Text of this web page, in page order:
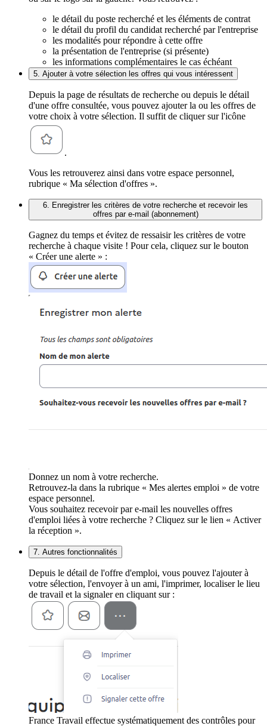
le détail du poste recherché et les éléments de contrat
le détail du profil du candidat recherché par l'entreprise
les modalités pour répondre à cette offre
la présentation de l'entreprise (si présente)
les informations complémentaires le cas échéant
5. Ajouter à votre sélection les offres qui vous intéressent
Depuis la page de résultats de recherche ou depuis le détail
d'une offre consultée, vous pouvez ajouter la ou les offres de
votre choix à votre sélection. Il suffit de cliquer sur l'icône
.
Vous les retrouverez ainsi dans votre espace personnel,
rubrique « Ma sélection d'offres ».
6. Enregistrer les critères de votre recherche et recevoir les
offres par e-mail (abonnement)
Gagnez du temps et évitez de ressaisir les critères de votre
recherche à chaque visite ! Pour cela, cliquez sur le bouton
« Créer une alerte » :
Donnez un nom à votre recherche.
Retrouvez-la dans la rubrique « Mes alertes emploi » de votre
espace personnel.
Vous souhaitez recevoir par e-mail les nouvelles offres
d'emploi liées à votre recherche ? Cliquez sur le lien « Activer
la réception ».
7. Autres fonctionnalités
Depuis le détail de l'offre d'emploi, vous pouvez l'ajouter à
votre sélection, l'envoyer à un ami, l'imprimer, localiser le lieu
de travail et la signaler en cliquant sur :
France Travail effectue systématiquement des contrôles pour